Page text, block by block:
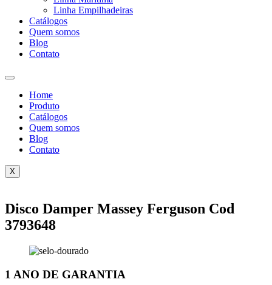
Linha Empilhadeiras
Catálogos
Quem somos
Blog
Contato
Home
Produto
Catálogos
Quem somos
Blog
Contato
X
Disco Damper Massey Ferguson Cod
3793648
1 ANO DE GARANTIA